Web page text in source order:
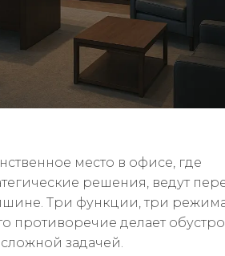
место в офисе, где
решения, ведут
Три функции, три
противоречие делает
задачей.